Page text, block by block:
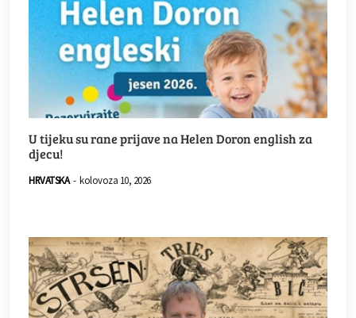
U tijeku su rane prijave na Helen Doron english za
djecu!
HRVATSKA - kolovoza 10, 2026